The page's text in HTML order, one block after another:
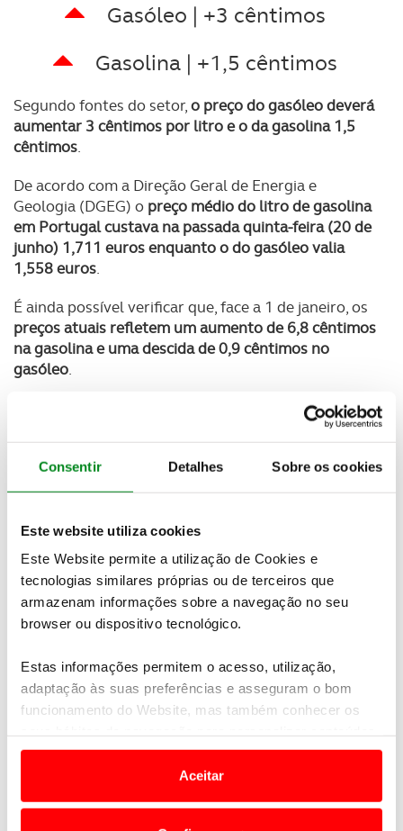
Consentir Detalhes Sobre os cookies
Este website utiliza cookies
Este Website permite a utilização de Cookies e
tecnologias similares próprias ou de terceiros que
armazenam informações sobre a navegação no seu
browser ou dispositivo tecnológico.
Estas informações permitem o acesso, utilização,
adaptação às suas preferências e asseguram o bom
funcionamento do Website, mas também conhecer os
e anúncios de modo a promover produtos e/ou serviços.
Em alguns casos, a utilização destas tecnologias
Aceitar
Gasóleo | +3 cêntimos
Gasolina | +1,5 cêntimos
Segundo fontes do setor,o preço do gasóleo deverá
aumentar 3 cêntimos por litro e o da gasolina 1,5
cêntimos.
De acordo com a Direção Geral de Energia e
Geologia (DGEG) o preço médio do litro de gasolina
em Portugal custava na passada quinta-feira (20 de
junho) 1,711 euros enquanto o do gasóleo valia
1,558 euros.
É ainda possível verificar que, face a 1 de janeiro, os
preços atuais refletem um aumento de 6,8 cêntimos
na gasolina e uma descida de 0,9 cêntimos no
gasóleo.
Caso se confirmem as previsões para a próxima
preço médio do gasóleo simples deverá
fixar-se nos 1,588 €/l enquanto o da gasolina
simples 95 deverá ficar nos 1,726 €/l
.
assunção da manutenção das
extraordinárias de redução fiscal aplicadas pelo
governo
, para mitigar o aumento dos preços.